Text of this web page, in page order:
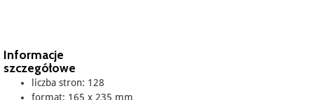
Informacje
szczegółowe
liczba stron: 128
format: 165 x 235 mm